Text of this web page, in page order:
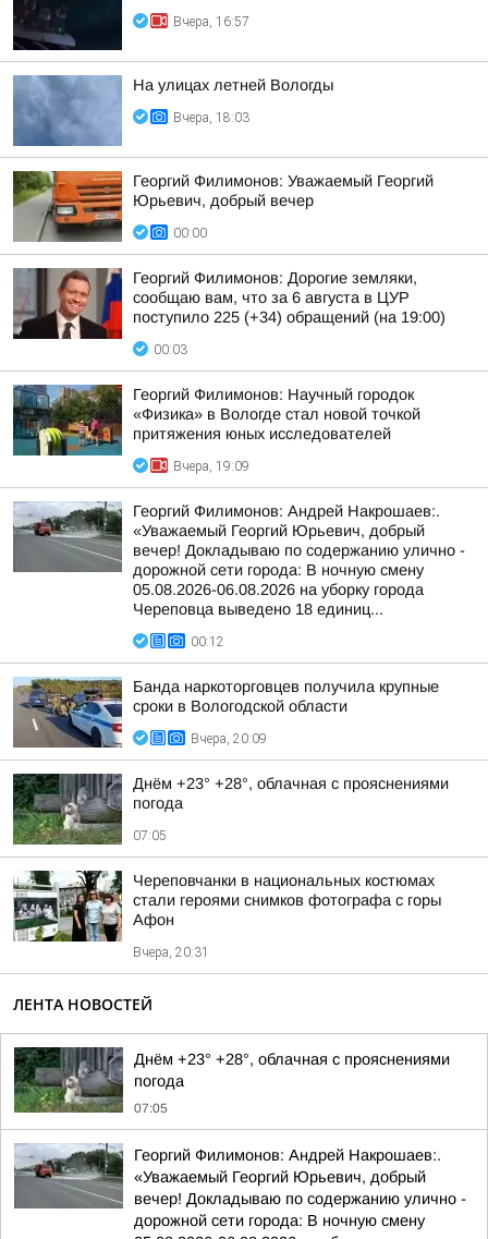
Вчера, 16:57
На улицах летней Вологды
Вчера, 18:03
Георгий Филимонов: Уважаемый Георгий
Юрьевич, добрый вечер
00:00
Георгий Филимонов: Дорогие земляки,
сообщаю вам, что за 6 августа в ЦУР
поступило 225 (+34) обращений (на 19:00)
00:03
Георгий Филимонов: Научный городок
«Физика» в Вологде стал новой точкой
притяжения юных исследователей
Вчера, 19:09
Георгий Филимонов: Андрей Накрошаев:.
«Уважаемый Георгий Юрьевич, добрый
вечер! Докладываю по содержанию улично -
дорожной сети города: В ночную смену
05.08.2026-06.08.2026 на уборку города
Череповца выведено 18 единиц...
00:12
Банда наркоторговцев получила крупные
сроки в Вологодской области
Вчера, 20:09
Днём +23° +28°, облачная с прояснениями
погода
07:05
Череповчанки в национальных костюмах
стали героями снимков фотографа с горы
Афон
Вчера, 20:31
ЛЕНТА НОВОСТЕЙ
Днём +23° +28°, облачная с прояснениями
погода
07:05
Георгий Филимонов: Андрей Накрошаев:.
«Уважаемый Георгий Юрьевич, добрый
вечер! Докладываю по содержанию улично -
дорожной сети города: В ночную смену